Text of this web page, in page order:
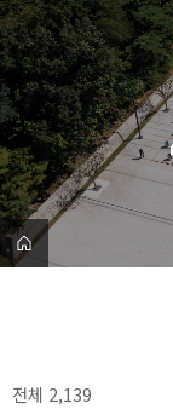
전체 2,139